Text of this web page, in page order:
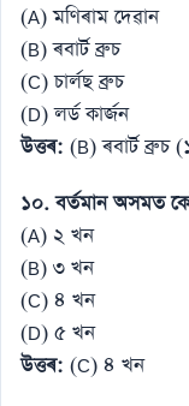
(A) মণিৰাম দেৱান
(B) ৰবাৰ্ট ব্ৰুচ
(C) চাৰ্লছ ব্ৰুচ
(D) লৰ্ড কাৰ্জন
উত্তৰ: (B) ৰবাৰ্ট
১০. বৰ্তমান অসমত
(A) ২ খন
(B) ৩ খন
(C) ৪ খন
(D) ৫ খন
উত্তৰ: (C) ৪ খন